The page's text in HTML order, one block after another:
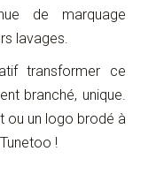
de marquage
lavages.
transformer ce
branché, unique.
ou un logo brodé à
!